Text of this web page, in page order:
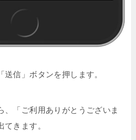
送信」ボタンを押します。
、「ご利用ありがとうございま
てきます。